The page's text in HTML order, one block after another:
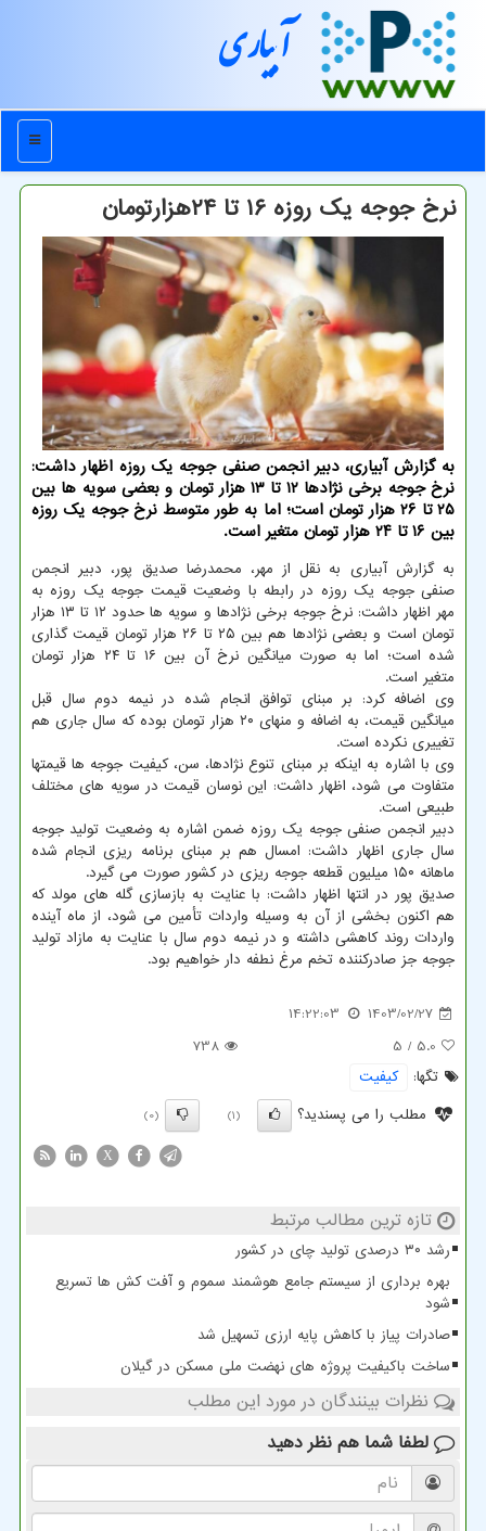
آبیاری
منو
نرخ جوجه یک روزه ۱۶ تا ۲۴هزارتومان
به گزارش آبیاری، دبیر انجمن صنفی جوجه یک روزه اظهار داشت:
نرخ جوجه برخی نژادها ۱۲ تا ۱۳ هزار تومان و بعضی سویه ها بین
۲۵ تا ۲۶ هزار تومان است؛ اما به طور متوسط نرخ جوجه یک روزه
بین ۱۶ تا ۲۴ هزار تومان متغیر است.
به گزارش آبیاری به نقل از مهر، محمدرضا صدیق پور، دبیر انجمن
صنفی جوجه یک روزه در رابطه با وضعیت قیمت جوجه یک روزه به
مهر اظهار داشت: نرخ جوجه برخی نژادها و سویه ها حدود ۱۲ تا ۱۳ هزار
تومان است و بعضی نژادها هم بین ۲۵ تا ۲۶ هزار تومان قیمت گذاری
شده است؛ اما به صورت میانگین نرخ آن بین ۱۶ تا ۲۴ هزار تومان
متغیر است.
وی اضافه کرد: بر مبنای توافق انجام شده در نیمه دوم سال قبل
میانگین قیمت، به اضافه و منهای ۲۰ هزار تومان بوده که سال جاری هم
تغییری نکرده است.
وی با اشاره به اینکه بر مبنای تنوع نژادها، سن، کیفیت جوجه ها قیمتها
متفاوت می شود، اظهار داشت: این نوسان قیمت در سویه های مختلف
طبیعی است.
دبیر انجمن صنفی جوجه یک روزه ضمن اشاره به وضعیت تولید جوجه
سال جاری اظهار داشت: امسال هم بر مبنای برنامه ریزی انجام شده
ماهانه ۱۵۰ میلیون قطعه جوجه ریزی در کشور صورت می گیرد.
صدیق پور در انتها اظهار داشت: با عنایت به بازسازی گله های مولد که
هم اکنون بخشی از آن به وسیله واردات تأمین می شود، از ماه آینده
واردات روند کاهشی داشته و در نیمه دوم سال با عنایت به مازاد تولید
جوجه جز صادرکننده تخم مرغ نطفه دار خواهیم بود.
1403/02/27
14:22:03
5.0
/ 5
738
تگها:
كیفیت
مطلب را می پسندید؟
(1)
(0)
X
تازه ترین مطالب مرتبط
رشد ۳۰ درصدی تولید چای در کشور
بهره برداری از سیستم جامع هوشمند سموم و آفت کش ها تسریع
شود
صادرات پیاز با کاهش پایه ارزی تسهیل شد
ساخت باکیفیت پروژه های نهضت ملی مسکن در گیلان
نظرات بینندگان در مورد این مطلب
لطفا شما هم نظر دهید